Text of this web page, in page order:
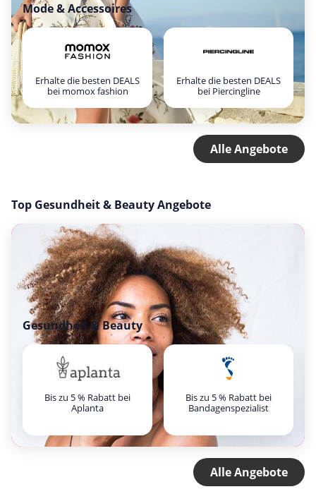
Mode & Accessoires
Erhalte die besten DEALS
bei momox fashion
Erhalte die besten DEALS
bei Piercingline
Alle Angebote
Top Gesundheit & Beauty Angebote
Gesundheit & Beauty
Bis zu 5 % Rabatt bei
Aplanta
Bis zu 5 % Rabatt bei
Bandagenspezialist
Alle Angebote